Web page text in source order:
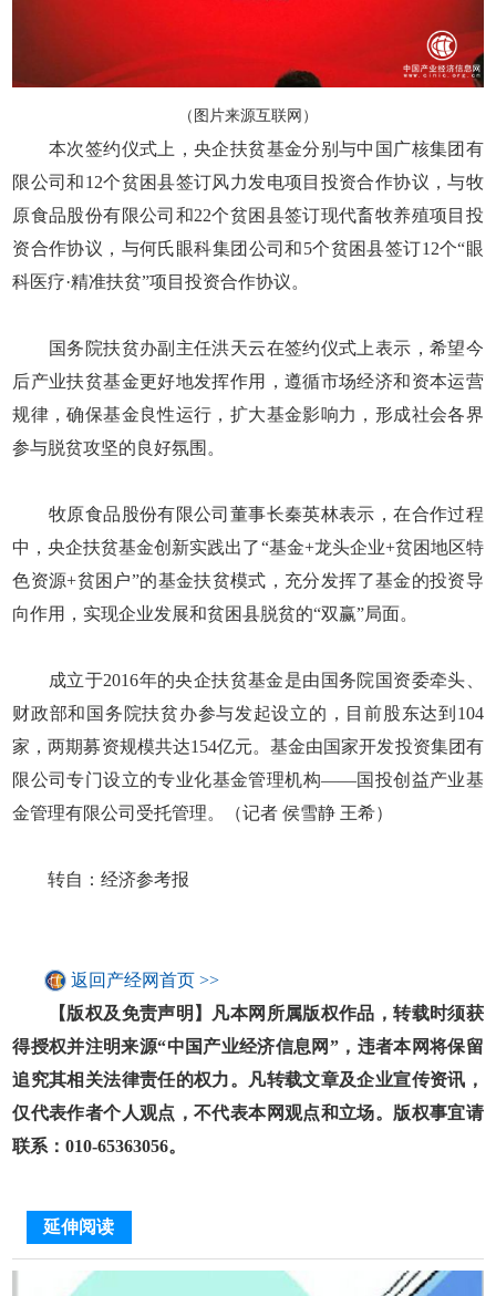
（图片来源互联网）
本次签约仪式上，央企扶贫基金分别与中国广核集团有
限公司和12个贫困县签订风力发电项目投资合作协议，与牧
原食品股份有限公司和22个贫困县签订现代畜牧养殖项目投
资合作协议，与何氏眼科集团公司和5个贫困县签订12个“眼
科医疗·精准扶贫”项目投资合作协议。
国务院扶贫办副主任洪天云在签约仪式上表示，希望今
后产业扶贫基金更好地发挥作用，遵循市场经济和资本运营
规律，确保基金良性运行，扩大基金影响力，形成社会各界
参与脱贫攻坚的良好氛围。
牧原食品股份有限公司董事长秦英林表示，在合作过程
中，央企扶贫基金创新实践出了“基金+龙头企业+贫困地区特
色资源+贫困户”的基金扶贫模式，充分发挥了基金的投资导
向作用，实现企业发展和贫困县脱贫的“双赢”局面。
成立于2016年的央企扶贫基金是由国务院国资委牵头、
财政部和国务院扶贫办参与发起设立的，目前股东达到104
家，两期募资规模共达154亿元。基金由国家开发投资集团有
限公司专门设立的专业化基金管理机构——国投创益产业基
金管理有限公司受托管理。（记者 侯雪静 王希）
转自：经济参考报
返回产经网首页 >>
【版权及免责声明】凡本网所属版权作品，转载时须获
得授权并注明来源“中国产业经济信息网”，违者本网将保留
追究其相关法律责任的权力。凡转载文章及企业宣传资讯，
仅代表作者个人观点，不代表本网观点和立场。版权事宜请
联系：010-65363056。
延伸阅读